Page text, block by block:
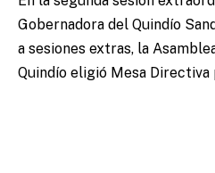
Gobernadora del Quindío
a sesiones extras, la
Quindío eligió Mesa Directiva